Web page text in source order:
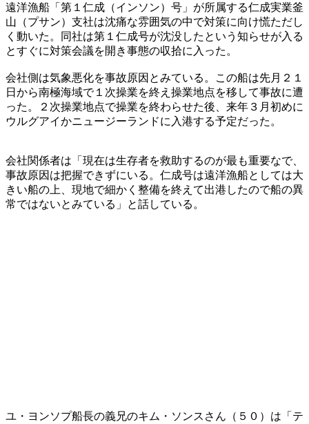
遠洋漁船「第１仁成（インソン）号」が所属する仁成実業釜
山（プサン）支社は沈痛な雰囲気の中で対策に向け慌ただし
く動いた。同社は第１仁成号が沈没したという知らせが入る
とすぐに対策会議を開き事態の収拾に入った。
会社側は気象悪化を事故原因とみている。この船は先月２１
日から南極海域で１次操業を終え操業地点を移して事故に遭
った。２次操業地点で操業を終わらせた後、来年３月初めに
ウルグアイかニュージーランドに入港する予定だった。
会社関係者は「現在は生存者を救助するのが最も重要なで、
事故原因は把握できずにいる。仁成号は遠洋漁船としては大
きい船の上、現地で細かく整備を終えて出港したので船の異
常ではないとみている」と話している。
ユ・ヨンソプ船長の義兄のキム・ソンスさん（５０）は「テ